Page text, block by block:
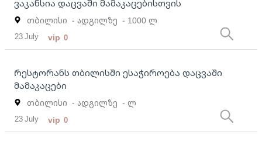
ვაკანსია დაცვაში მამაკაცებისთვის
თბილისი - ადგილზე - 1000 ლ
23 July vip 0
Რესტორანს თბილისში ესაჭიროება დაცვაში
მამაკაცები
თბილისი - ადგილზე - ლ
23 July vip 0